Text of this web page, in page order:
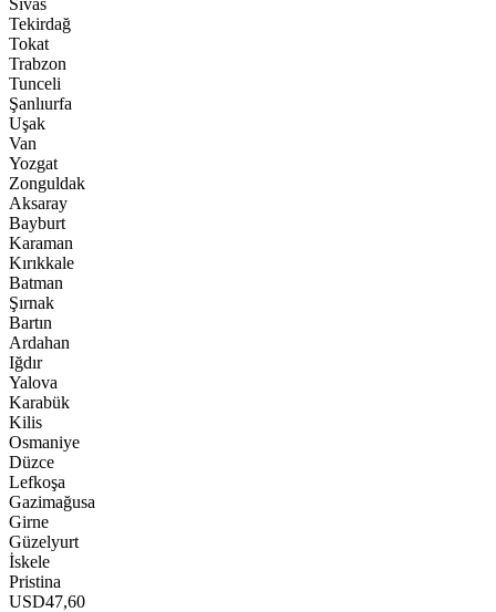
Sivas
Tekirdağ
Tokat
Trabzon
Tunceli
Şanlıurfa
Uşak
Van
Yozgat
Zonguldak
Aksaray
Bayburt
Karaman
Kırıkkale
Batman
Şırnak
Bartın
Ardahan
Iğdır
Yalova
Karabük
Kilis
Osmaniye
Düzce
Lefkoşa
Gazimağusa
Girne
Güzelyurt
İskele
Pristina
USD47,60